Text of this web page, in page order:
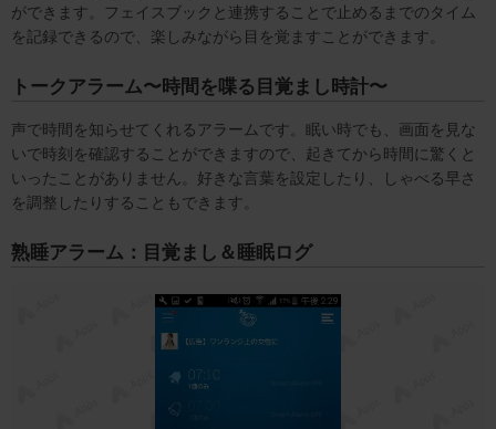
ができます。フェイスブックと連携することで止めるまでのタイム
を記録できるので、楽しみながら目を覚ますことができます。
トークアラーム〜時間を喋る目覚まし時計〜
声で時間を知らせてくれるアラームです。眠い時でも、画面を見な
いで時刻を確認することができますので、起きてから時間に驚くと
いったことがありません。好きな言葉を設定したり、しゃべる早さ
を調整したりすることもできます。
熟睡アラーム：目覚まし＆睡眠ログ